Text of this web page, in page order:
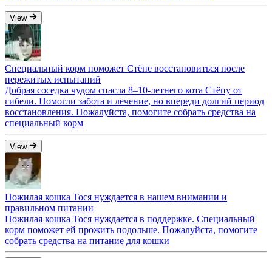
View
Специальный корм поможет Стёпе восстановиться после
пережитых испытаний
Добрая соседка чудом спасла 8–10-летнего кота Стёпу от
гибели. Помогли забота и лечение, но впереди долгий период
восстановления. Пожалуйста, помогите собрать средства на
специальный корм
View
Пожилая кошка Тося нуждается в нашем внимании и
правильном питании
Пожилая кошка Тося нуждается в поддержке. Специальный
корм поможет ей прожить подольше. Пожалуйста, помогите
собрать средства на питание для кошки